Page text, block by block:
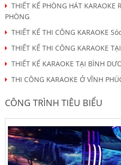
THIẾT KẾ PHÒNG HÁT KARAOKE
PHÒNG
THIẾT KẾ THI CÔNG KARAOKE
THIẾT KẾ THI CÔNG KARAOKE
THIẾT KẾ KARAOKE TẠI BÌNH
THI CÔNG KARAOKE Ở VĨNH
CÔNG TRÌNH TIÊU BIỂU